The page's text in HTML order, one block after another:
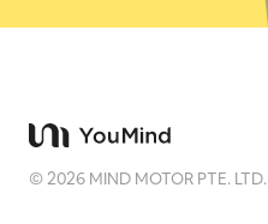
©2026 MIND MOTOR PTE. LTD.